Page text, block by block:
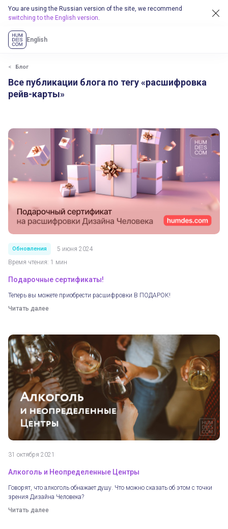
You are using the Russian version of the site, we recommend
switching to the English version.
English
Блог
Все публикации блога по тегу «расшифровка
рейв-карты»
Обновления
5 июня 2024
Время чтения: 1 мин
Подарочные сертификаты!
Теперь вы можете приобрести расшифровки В ПОДАРОК!
Читать далее
31 октября 2021
Алкоголь и Неопределенные Центры
Говорят, что алкоголь обнажает душу. Что можно сказать об этом с точки
зрения Дизайна Человека?
Читать далее